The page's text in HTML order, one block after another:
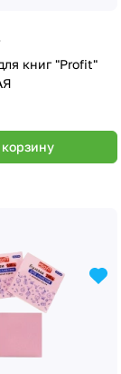
книг "Profit"